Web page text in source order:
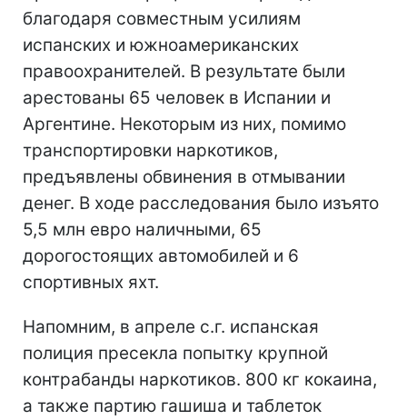
благодаря совместным усилиям
испанских и южноамериканских
правоохранителей. В результате были
арестованы 65 человек в Испании и
Аргентине. Некоторым из них, помимо
транспортировки наркотиков,
предъявлены обвинения в отмывании
денег. В ходе расследования было изъято
5,5 млн евро наличными, 65
дорогостоящих автомобилей и 6
спортивных яхт.
Напомним, в апреле с.г. испанская
полиция пресекла попытку крупной
контрабанды наркотиков. 800 кг кокаина,
а также партию гашиша и таблеток